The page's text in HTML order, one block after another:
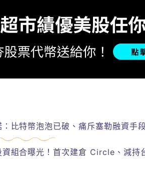
比特幣泡泡已破、痛斥塞勒融資手
資組合曝光！首次建倉 Circle、減持